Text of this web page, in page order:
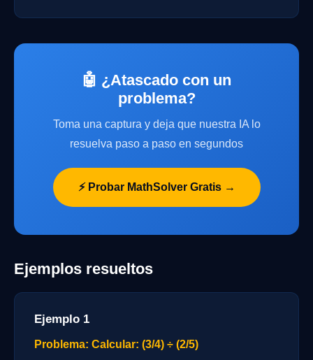
🤖 ¿Atascado con un
problema?
Toma una captura y deja que nuestra IA lo
resuelva paso a paso en segundos
⚡ Probar MathSolver Gratis →
Ejemplos resueltos
Ejemplo 1
Problema: Calcular: (3/4) ÷ (2/5)